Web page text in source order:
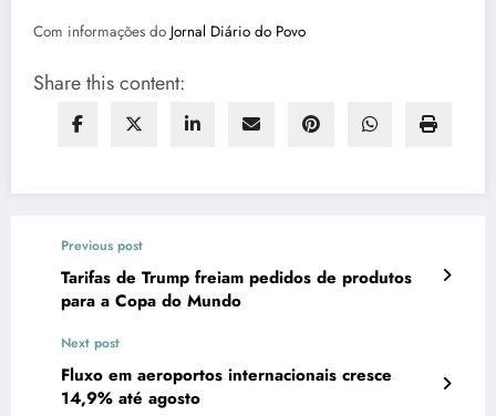
Com informações do Jornal Diário do Povo
Share this content:
Previous post
Tarifas de Trump freiam pedidos de produtos
para a Copa do Mundo
Next post
Fluxo em aeroportos internacionais cresce
14,9% até agosto